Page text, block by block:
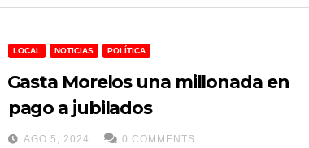
LOCAL NOTICIAS POLÍTICA
⁠Gasta Morelos una millonada en
pago a jubilados
AGO 5, 2024 0 COMMENTS